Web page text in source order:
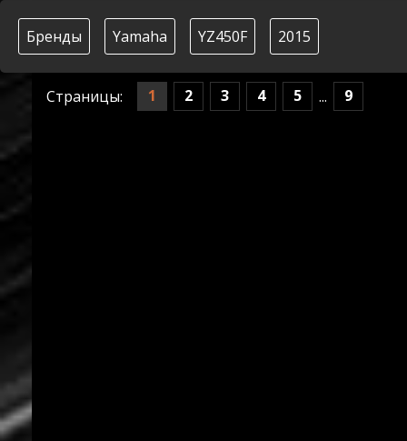
Бренды Yamaha YZ450F 2015
Страницы: 1 2 3 4 5 ... 9